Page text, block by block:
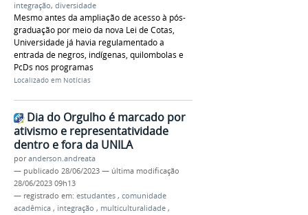
integração, diversidade
Mesmo antes da ampliação de acesso à pós-
graduação por meio da nova Lei de Cotas,
Universidade já havia regulamentado a
entrada de negros, indígenas, quilombolas e
PcDs nos programas
Localizado em Notícias
Dia do Orgulho é marcado por
ativismo e representatividade
dentro e fora da UNILA
poranderson.andreata
— publicado 28/06/2023 — última modificação
28/06/2023 09h13
— registrado em: estudantes , comunidade
acadêmica , integração , multiculturalidade ,